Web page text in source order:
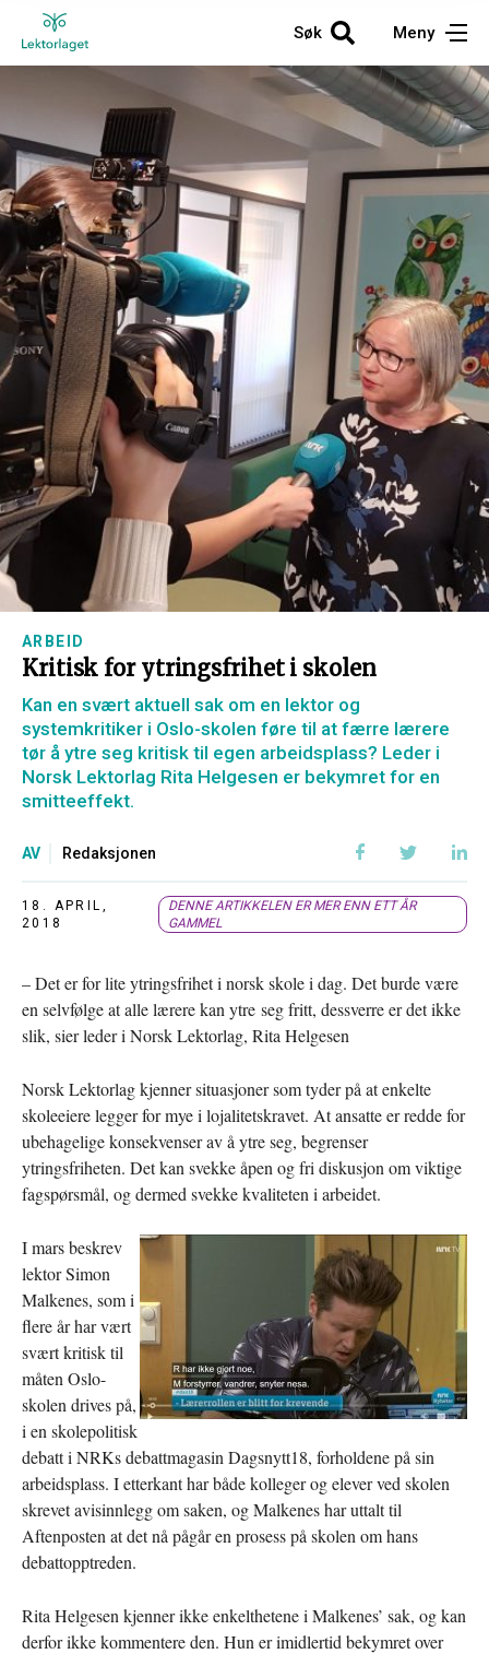
Søk Meny
ARBEID
Kritisk for ytringsfrihet i skolen
Kan en svært aktuell sak om en lektor og
systemkritiker i Oslo-skolen føre til at færre lærere
tør å ytre seg kritisk til egen arbeidsplass? Leder i
Norsk Lektorlag Rita Helgesen er bekymret for en
smitteeffekt.
AV Redaksjonen
18. APRIL,
2018
DENNE ARTIKKELEN ER MER ENN ETT ÅR
GAMMEL
– Det er for lite ytringsfrihet i norsk skole i dag. Det burde være
en selvfølge at alle lærere kan ytre seg fritt, dessverre er det ikke
slik, sier leder i Norsk Lektorlag, Rita Helgesen
Norsk Lektorlag kjenner situasjoner som tyder på at enkelte
skoleeiere legger for mye i lojalitetskravet. At ansatte er redde for
ubehagelige konsekvenser av å ytre seg, begrenser
ytringsfriheten. Det kan svekke åpen og fri diskusjon om viktige
fagspørsmål, og dermed svekke kvaliteten i arbeidet.
I mars beskrev
lektor Simon
Malkenes, som i
flere år har vært
svært kritisk til
måten Oslo-
skolen drives på,
i en skolepolitisk
debatt i NRKs debattmagasin Dagsnytt18, forholdene på sin
arbeidsplass. I etterkant har både kolleger og elever ved skolen
skrevet avisinnlegg om saken, og Malkenes har uttalt til
Aftenposten at det nå pågår en prosess på skolen om hans
debattopptreden.
Rita Helgesen kjenner ikke enkelthetene i Malkenes’ sak, og kan
derfor ikke kommentere den. Hun er imidlertid bekymret over